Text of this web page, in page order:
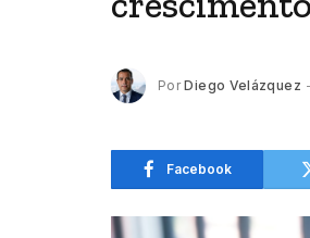
Por Diego Velázquez
Facebook